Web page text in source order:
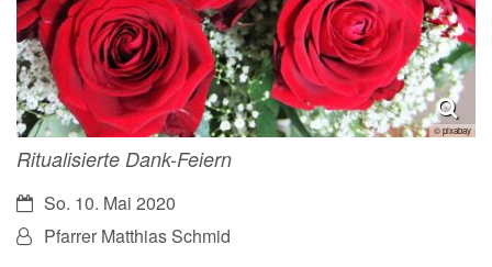
© pixabay
Ritualisierte Dank-Feiern
Datum:So. 10. Mai 2020
Von:Pfarrer Matthias Schmid